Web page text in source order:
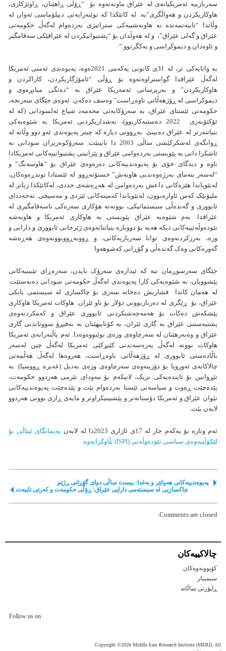
سەربازییە ئەمریکیانەی لە عێراق ماونەتەوە بۆ “ڕۆڵی ڕاهێنان، ڕاوێژکاری،
هاوکاریکردن و هەواڵگری”یە. لە کاتێکدا کە نوێنەرایەتی دیپلۆماسی ئەوان لە
وڵاتدا “تایبەتمەندە بە هاوبەشییەکی ستراتیژی بەردەوام لەگەڵ حکومەتی
عێراق و گەلی عێراق”، و لە هەوڵدان بۆ “پشتیوانیکردن لە عێراقێکی سەقامگیر
و ئاوەدان و دیموکراسی و یەکگرتوو.”
بە واتایەکی تر، لە 31ی کانونی یەکەمی 2021ەوە، پەیوەندی ئەمنی ئەمریکا
لەگەڵ عێراقدا گواستراوەتەوە بۆ ڕۆڵی “ئامۆژگاریکردن، کاراکردن و
هاوکاریکردن” و بەرپرسانی ئەمەریکا عێراق بە “دەنگی میانڕەوی و
دیموکراسی لە ڕۆژهەڵاتی ناوەڕاست” وەسف دەکەن. ئەوەی جێگای سەرنجە،
حکومەتی ئێستای عێراق، بە سەرۆکایەتی محەمەد شیاع ئەلسودانی (کە لە
ئۆکتۆبەری 2022 دەستبەکاربوو)، بەشداریکردنی ئەمریکا بە شێوەیەکی
بنیاتنەرتر لە عێراق دەبینێ. بەڕوونی دیارە كە چیتر پەیوەندی ئەو دوو وڵاتە لە
ڕوانگەی لەشکرکێشی ساڵی 2003 دا نابینێت. سەرۆکوەزیران سودانی بە
ئاشکرا دانی بە پێویستی بەردەوامی عێراق و پێزانینی پشتیوانییەکانی ئەمریکادا
ناوە و دیدگای خۆی بۆ پەیوەندییەکانی دەرەوەی عێراق بۆ “هاوسەنگ” و
“لەسەر بنەمای بەرژەوەندیی هاوبەش” خستۆتەڕوو. لە ئێستادا توندڕەوەکان،
لەنێویاندا هێزەکانی داعش بەردەوامن لە هەڕەشەی جددی، لەکاتێکدا زیاتر لە
ملیۆنێک کەس ئاوارەبوون، لەنێویاندا کەمینەکانی ئێزدی و مەسیحی. تەحەددای
ئابووری و گەندەڵی سیستماتیکی، بوونەتە هۆکاری سەرەکی ناسەقامگیری لە
عێراقدا. بەم شێوەیە عێراق پێویستی بە هاوکاری ئەمریکا و هاوبەشە
نێودەوڵەتییەکانی دیکە هەیە بۆ دووبارە بنیاتنانەوەی ژێرخانی ئابووری و دارایی و
وزە، بەرزکردنەوەی توانا سەربازیەكانی، و ڕووبەڕووبوونەوەی هەڕەشە
گەورەکانی وەک گەندەڵی و گۆڕانی کەشوهەوا.
جێگای سەرسوڕمان نیە کە ئیدارەی سەرۆک بایدن، سەرەڕای تێبینیەکانی
پێشوویان، بە شێوەیەکی کارا پەیوەندی لەگەڵ حکومەتی سودانی دەبەستێت.
لە هەمان کاتدا فشاریش دەخاتە سەری بۆ چاکسازی لە سیستمی بانکی
عێراق، بۆ ڕێگری لە دەربازبوونی دۆلار بۆ ناو ئێران. هاوکات ئەمریکا هاوکاری
پێشکەش دەکات بۆ هەمەچەشنکردنی ئابووری عێراق و کەمکردنەوەی
پشتبەستنی عێراق بە گازی ئێران، بە کۆتاییهێنان بە بەفیڕۆ سووتاندنی گازی
عێراق و وەبەرهێنان لە سەرچاوەی وزەی نوێبووەوەدا. ئەم پاڵنەرانەی ئەمریکا
هاوکات بوونە لەگەڵ پەرەسەندنی کێبڕکێی ئەمریکا لەگەڵ چین لەسەر
باڵادەستی ئابووری لە ڕۆژهەڵاتی ناوەڕاست، هەروەها لەگەڵ هەڵمەتی
چالاکانەی ئەوروپا بۆ دۆزینەوەی سەرچاوەی وزەی بەدیل (غەیرە ڕووسیا). بە
تێڕوانین بۆ ئایندەیەکی نزیک، لانیکەم بۆ مەودای تێرمی هەردوو حکومەت،
پێدەچێت ڕەوت و سیاسەتی ئێستا بەردەوام بێت و پێدەچێت پەیوەندییەکانی
نێوان عێراق و ئەمریکا دۆستانەتر و پێشبینیکراوتر و مایەی ڕازی بوونی هەردوو
لایەن بێت.
ئەم وتارە بۆ یەکەم جار لە 17ی ئازاری 2023دا لە لایەن
پەیمانگای ئیتاڵی بۆ
لێکۆڵینەوەی سیاسی نێودەوڵەتی (ISPI) بڵاوکرایەوە
پەیوەندییەکانی هەولێر و بەغدا: بیست ساڵی دوای گۆڕانی ڕژێم
چاکسازیی لە سیستەمی دارایی عێراق: ڕۆڵی حکومەت و کەرتی تایبەت
Comments are closed.
چالاكییه‌كان
کۆبوونەوەکان
سیمینار
ڕاپۆرتی ساڵانه
Follow us on
Copyright ©2026 Middle East Research Institute (MERI). All